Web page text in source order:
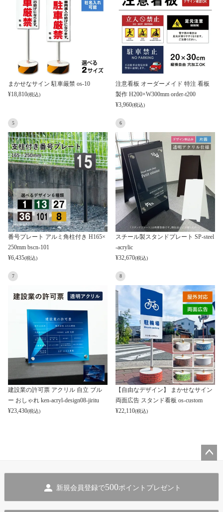
まかせなサイン 駐車厳禁 os-10
¥18,810(税込)
注意看板 オーダーメイド 特注 看板
製作 H200×W300mm order-t200
¥3,960(税込)
5
番号プレート アルミ角柱付き H165×
250mm bscn-101
¥6,435(税込)
6
スチール製スタンドプレート SP-steel
-acrylic
¥32,670(税込)
7
建設業の許可票 アクリル 自立 ブル
ー おしゃれ ken-acryl-design08-jiritu
¥23,430(税込)
8
【自由なデザイン】 まかせなサイン
両面広告 スタンド看板 os-custom
¥22,110(税込)
新規会員登録で500ポイントプレゼント